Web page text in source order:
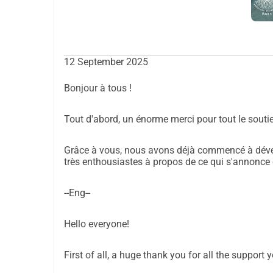
Nous avons
Nivellement du terrain :
pour les activités.
Plantation d'arbres autochtones :
verts, des oliviers, des arbousiers, des pins et
Le FATT est fait de partage. Pour accueillir des
Nous avons besoin de ton
12 September 2025
Bonjour à tous !
Tout d'abord, un énorme merci pour tout le
Grâce à vous, nous avons déjà commencé à
très enthousiastes à propos de ce qui
--Eng--
Hello everyone!
First of all, a huge thank you for all the support